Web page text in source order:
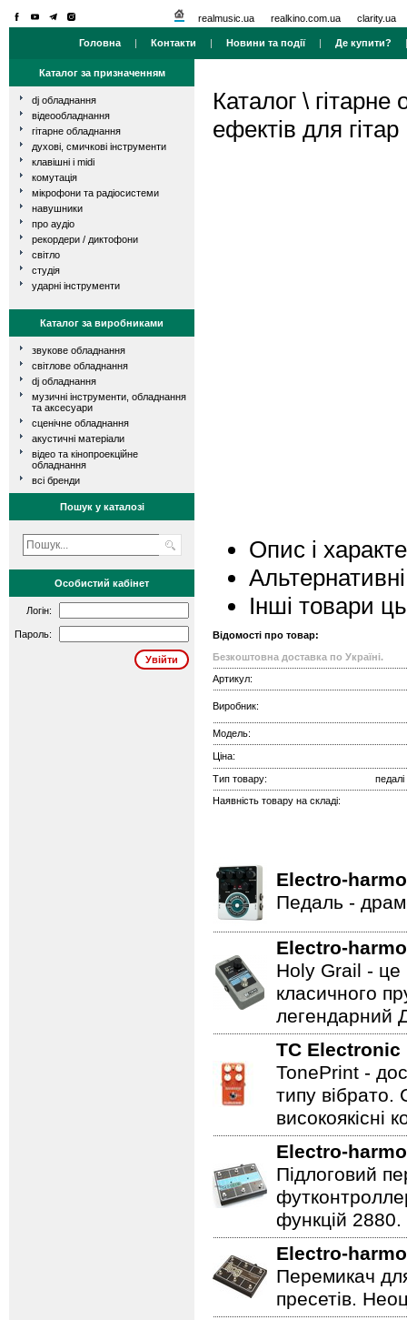
realmusic.ua realkino.com.ua clarity.ua
Головна | Контакти | Новини та події| Де купити?
Каталог за призначенням
dj обладнання
відеообладнання
гітарне обладнання
духові, смичкові інструменти
клавішні і midi
комутація
мікрофони та радіосистеми
навушники
про аудіо
рекордери / диктофони
світло
студія
ударні інструменти
Каталог за виробниками
звукове обладнання
світлове обладнання
dj обладнання
музичні інструменти, обладнання
та аксесуари
сценічне обладнання
акустичні матеріали
відео та кінопроекційне
обладнання
всі бренди
Пошук у каталозі
Особистий кабінет
Логін:
Пароль:
Каталог \ гітарне
ефектів для гітар
Опис і
Інші товари
Відомості про товар:
Безкоштовна доставка по Україні.
Артикул:
Виробник:
Модель:
Ціна:
Тип товару:
педалі
Наявність товару на складі:
Electro-
Педаль -
Electro-
Holy Grail - це
класичного
легендарний
TC Electronic
TonePrint -
типу вібрато.
високоякісні
Electro-
Підлоговий
функцій 2880.
Electro-
Перемикач
пресетів.